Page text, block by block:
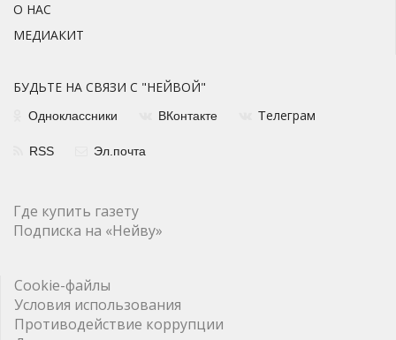
О НАС
МЕДИАКИТ
БУДЬТЕ НА СВЯЗИ С "НЕЙВОЙ"
Одноклассники ВКонтакте Телеграм
RSS Эл.почта
Где купить газету
Подписка на «Нейву»
Cookie-файлы
Условия использования
Противодействие коррупции